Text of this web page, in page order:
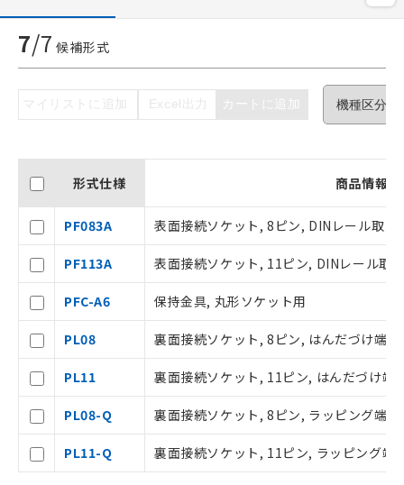
7/7 候補形式
マイリストに追加 Excel出力 カートに追加
形式仕様 商品情報
PF083A 表面接続ソケット, 8ピン, DINレール取
PF113A 表面接続ソケット, 11ピン, DINレール取
PFC-A6 保持金具, 丸形ソケット用
PL08 裏面接続ソケット, 8ピン, はんだづけ端子
PL11 裏面接続ソケット, 11ピン, はんだづけ端
PL08-Q 裏面接続ソケット, 8ピン, ラッピング端子
PL11-Q 裏面接続ソケット, 11ピン, ラッピング端
号
○ 一定数以上の在庫あり
△ 一定数には満たないが在庫あり
－
在庫なし(最新の在庫状況につ
ご利用条件
以下の条件をお読みいただき、同意のうえ
ご利用ください。
抜)を提供させていただくものです。
当社制御機器事業取扱商品の中には、
本サービスの対象外となる商品もある
ことをご了承ください。
在庫状況および標準価格照会結果は、
記載している更新日時点での社内デー
タに基づき作成されるものであり、閲
覧された時点での実際の在庫および標
準価格とは異なる場合があることをご
了承ください。
正式な納期状況および標準価格はお客
様のお取引先、またはお客様担当のオ
ムロン制御機器販売店・当社販売員に
ご相談ください。
オムロン制御機器販売店や当社販売拠
点は「販売ネットワーク
」をご確認